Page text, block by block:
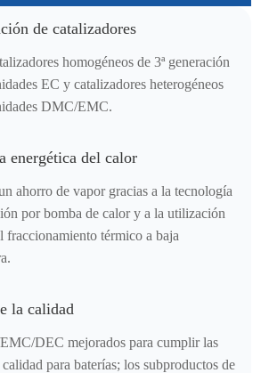
de catalizadores
homogéneos de 3ª generación
EC y catalizadores heterogéneos
DMC/EMC.
energética del calor
ahorro de vapor gracias a la tecnología
por bomba de calor y a la utilización
fraccionamiento térmico a baja
la calidad
DEC mejorados para cumplir las
para baterías; los subproductos de